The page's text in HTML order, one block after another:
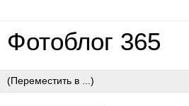
Фотоблог 365